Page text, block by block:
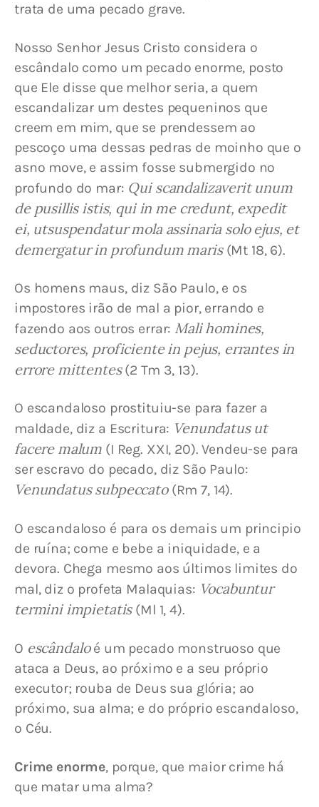
trata de uma pecado grave.
Nosso Senhor Jesus Cristo considera o
escândalo como um pecado enorme, posto
que Ele disse que melhor seria, a quem
escandalizar um destes pequeninos que
creem em mim, que se prendessem ao
pescoço uma dessas pedras de moinho que o
asno move, e assim fosse submergido no
profundo do mar: Qui scandalizaverit unum
de pusillis istis, qui in me credunt, expedit
ei, utsuspendatur mola assinaria solo ejus, et
demergatur in profundum maris (Mt 18, 6).
Os homens maus, diz São Paulo, e os
impostores irão de mal a pior, errando e
fazendo aos outros errar: Mali homines,
seductores, proficiente in pejus, errantes in
errore mittentes (2 Tm 3, 13).
O escandaloso prostituiu-se para fazer a
maldade, diz a Escritura: Venundatus ut
facere malum (I Reg. XXI, 20). Vendeu-se para
ser escravo do pecado, diz São Paulo:
Venundatus subpeccato (Rm 7, 14).
O escandaloso é para os demais um principio
de ruína; come e bebe a iniquidade, e a
devora. Chega mesmo aos últimos limites do
mal, diz o profeta Malaquias: Vocabuntur
termini impietatis (Ml 1, 4).
O escândalo é um pecado monstruoso que
ataca a Deus, ao próximo e a seu próprio
executor; rouba de Deus sua glória; ao
próximo, sua alma; e do próprio escandaloso,
o Céu.
Crime enorme, porque, que maior crime há
que matar uma alma?